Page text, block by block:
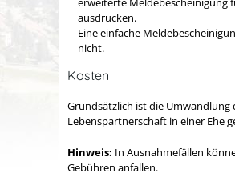
ausdrucken.
Eine einfache
nicht.
Kosten
Grundsätzlich ist die Umwandlung
Lebenspartnerschaft in einer Ehe
Hinweis: In Ausnahmefällen
Gebühren anfallen.